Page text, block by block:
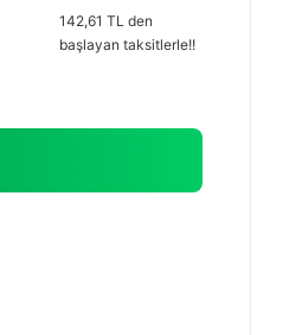
142,61 TL den
başlayan taksitlerle!!